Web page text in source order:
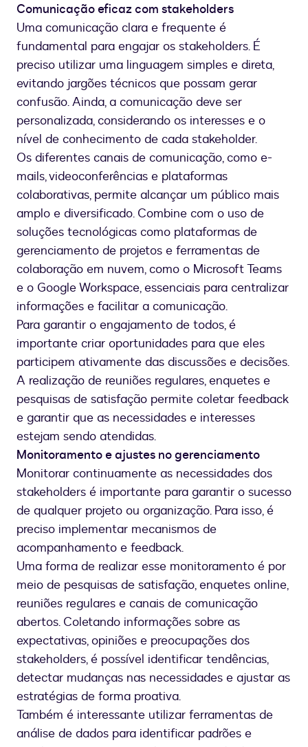
Comunicação eficaz com stakeholders
Uma comunicação clara e frequente é
fundamental para engajar os stakeholders. É
preciso utilizar uma linguagem simples e direta,
evitando jargões técnicos que possam gerar
confusão. Ainda, a comunicação deve ser
personalizada, considerando os interesses e o
nível de conhecimento de cada stakeholder.
Os diferentes canais de comunicação, como e-
mails, videoconferências e plataformas
colaborativas, permite alcançar um público mais
amplo e diversificado. Combine com o uso de
soluções tecnológicas como plataformas de
gerenciamento de projetos e ferramentas de
colaboração em nuvem, como o Microsoft Teams
e o Google Workspace, essenciais para centralizar
informações e facilitar a comunicação.
Para garantir o engajamento de todos, é
importante criar oportunidades para que eles
participem ativamente das discussões e decisões.
A realização de reuniões regulares, enquetes e
pesquisas de satisfação permite coletar feedback
e garantir que as necessidades e interesses
estejam sendo atendidas.
Monitoramento e ajustes no gerenciamento
Monitorar continuamente as necessidades dos
stakeholders é importante para garantir o sucesso
de qualquer projeto ou organização. Para isso, é
preciso implementar mecanismos de
acompanhamento e feedback.
Uma forma de realizar esse monitoramento é por
meio de pesquisas de satisfação, enquetes online,
reuniões regulares e canais de comunicação
abertos. Coletando informações sobre as
expectativas, opiniões e preocupações dos
stakeholders, é possível identificar tendências,
detectar mudanças nas necessidades e ajustar as
estratégias de forma proativa.
Também é interessante utilizar ferramentas de
análise de dados para identificar padrões e